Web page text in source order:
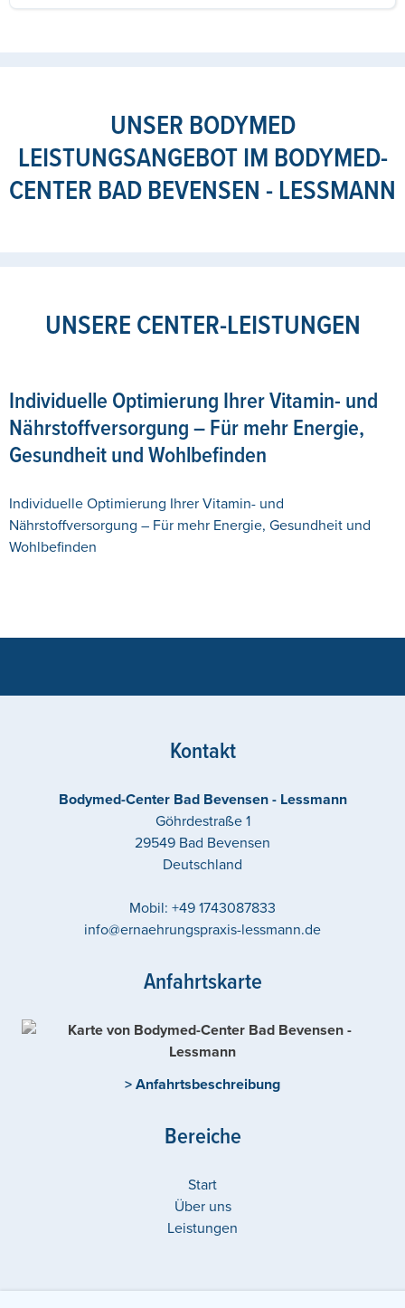
UNSER BODYMED
LEISTUNGSANGEBOT IM BODYMED-
CENTER BAD BEVENSEN - LESSMANN
UNSERE CENTER-LEISTUNGEN
Individuelle Optimierung Ihrer Vitamin- und
Nährstoffversorgung – Für mehr Energie,
Gesundheit und Wohlbefinden
Individuelle Optimierung Ihrer Vitamin- und
Nährstoffversorgung – Für mehr Energie, Gesundheit und
Wohlbefinden
Kontakt
Bodymed-Center Bad Bevensen - Lessmann
Göhrdestraße 1
29549 Bad Bevensen
Deutschland
Mobil: +49 1743087833
info@ernaehrungspraxis-lessmann.de
Anfahrtskarte
> Anfahrtsbeschreibung
Bereiche
Start
Über uns
Leistungen